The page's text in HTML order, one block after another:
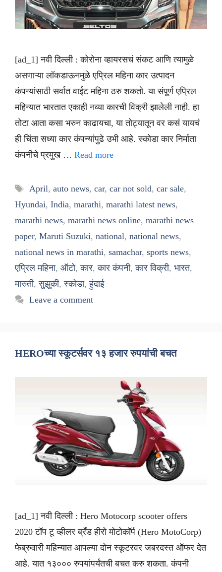
[ad_1] नवी दिल्ली : कोरोना व्हायरसचं संकट आणि त्यामुळे
असणाऱ्या लॉकडाऊनमुळे एप्रिल महिना कार उत्पादन
कंपन्यांसाठी सर्वात वाईट महिना ठरु शकतो. या संपूर्ण एप्रिल
महिन्यात भारतात एकाही नव्या कारची विक्री झालेली नाही. हा
तोटा आता कसा भरुन काढायचा, या तोट्यातून वर कसं यायचं
ही चिंता सध्या कार कंपन्यांपुढे उभी आहे. स्कोडा कार निर्माता
कंपनीचे प्रमुख … Read more
Tags
April, auto news, car, car not sold, car sale,
Hyundai, India, marathi, marathi latest news,
marathi news, marathi news online, marathi news
paper, Maruti Suzuki, national, national news,
national news in marathi, samachar, sports news,
एप्रिल महिना, ऑटो,कार,कार कंपनी,कार विक्री, भारत,
मारुती,सुझुकी,स्कोडा,हुंदाई
Leave a comment
HEROच्या स्कूटर्सवर १३ हजार रुपयांची बचत
[ad_1] नवी दिल्ली : Hero Motocorp scooter offers
2020 टॉप टू व्हीलर ब्रँड हीरो मोटोकॉर्प (Hero MotoCorp)
फेब्रुवारी महिन्यात आपल्या दोन स्कूटरवर जबरदस्त ऑफर देत
आहे. यात १३००० रुपयांपर्यंतची बचत करु शकता. कंपनी